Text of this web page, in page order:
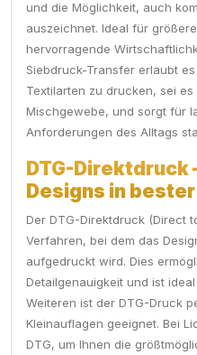
und die Möglichkeit, auch
auszeichnet. Ideal für
hervorragende
Siebdruck-Transfer erlaubt
Textilarten zu drucken, sei
Mischgewebe, und sorgt für
Anforderungen des Alltags
DTG-Direktdruck
Designs in
Der DTG-Direktdruck (Direct
Verfahren, bei dem das
aufgedruckt wird. Dies
Detailgenauigkeit und ist
Weiteren ist der DTG-Druck
Kleinauflagen geeignet. Bei
DTG, um Ihnen die